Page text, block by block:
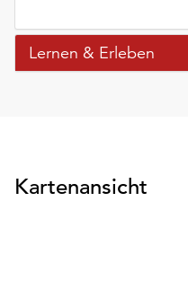
Lernen & Erleben
Kartenansicht